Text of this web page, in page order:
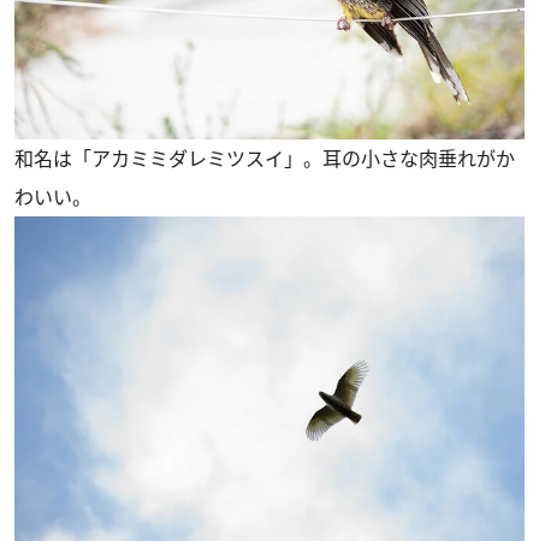
和名は「アカミミダレミツスイ」。耳の小さな肉垂れがか
わいい。